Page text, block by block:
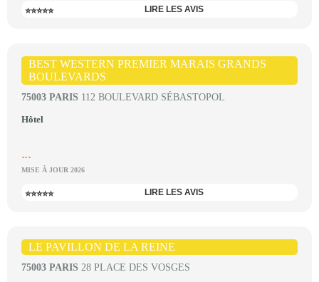
⭐⭐⭐⭐⭐ LIRE LES AVIS
BEST WESTERN PREMIER MARAIS GRANDS
BOULEVARDS
75003 PARIS 112 BOULEVARD SÉBASTOPOL
Hôtel
...
MISE À JOUR 2026
⭐⭐⭐⭐⭐ LIRE LES AVIS
LE PAVILLON DE LA REINE
75003 PARIS 28 PLACE DES VOSGES